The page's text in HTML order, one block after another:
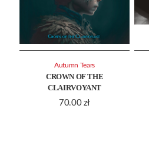
CROWN OF THE
CLAIRVOYANT
70.00 zł
Autumn Tears